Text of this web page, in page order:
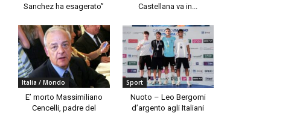
Sanchez ha esagerato”
Castellana va in...
Italia / Mondo
E’ morto Massimiliano
Cencelli, padre del
Sport
Nuoto – Leo Bergomi
d’argento agli Italiani